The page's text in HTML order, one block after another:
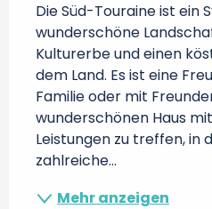
Die Süd-Touraine ist ein
wunderschöne
Kulturerbe und einen
dem Land. Es ist eine
Familie oder mit
wunderschönen Haus
Leistungen zu treffen, in
zahlreiche...
Mehr anzeigen